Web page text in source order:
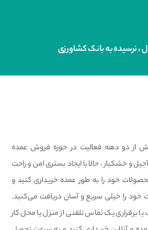
، نرسیده به بانک کشاورزی
از دو دهه فعالیت در حوزه فروش عمده
و خشکبار ، حالا با ایجاد بستری امن و راحت
خود را به طور عمده خریداری کنید و
خود را خیلی سریع و آسان دریافت می‌کنید.
برقراری یک تماس تلفنی از منزل یا محل کار